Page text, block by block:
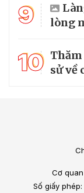
9
lòng
10 sử về
Cơ
Số giấy